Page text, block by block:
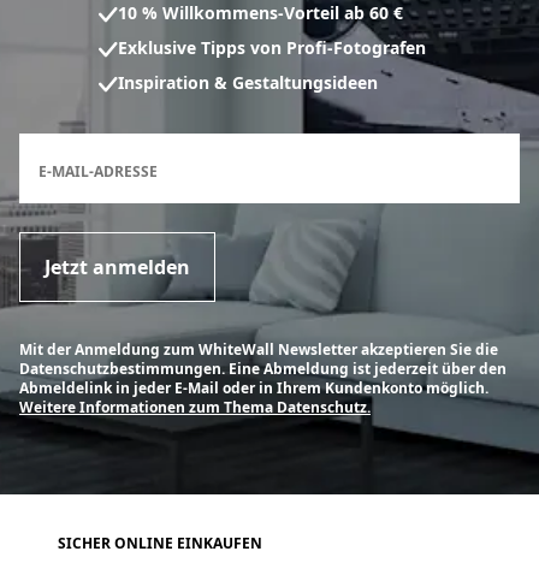
10 % Willkommens-Vorteil ab 60 €
Exklusive Tipps von Profi-Fotografen
Inspiration & Gestaltungsideen
E-MAIL-ADRESSE
Jetzt anmelden
Mit der Anmeldung zum WhiteWall Newsletter akzeptieren Sie die
Datenschutzbestimmungen. Eine Abmeldung ist jederzeit über den
Abmeldelink in jeder E-Mail oder in Ihrem Kundenkonto möglich.
Weitere Informationen zum Thema Datenschutz.
SICHER ONLINE EINKAUFEN